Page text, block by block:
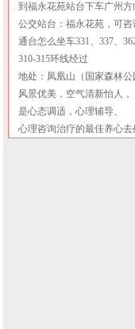
到福永花苑站台下车广州方
公交站台：福永花苑，可咨
通台怎么坐车331、337、
310-315环线经过
地处：凤凰山（国家森林公
风景优美，空气清新怡人，
是心态调适，心理辅导、
心理咨询治疗的最佳养心去